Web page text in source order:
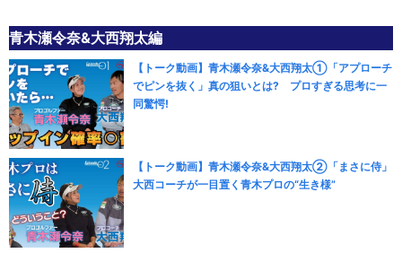
青木瀬令奈&大西翔太編
【トーク動画】青木瀬令奈&大西翔太①「アプローチ
でピンを抜く」真の狙いとは? プロすぎる思考に一
同驚愕!
【トーク動画】青木瀬令奈&大西翔太②「まさに侍」
大西コーチが一目置く青木プロの“生き様”